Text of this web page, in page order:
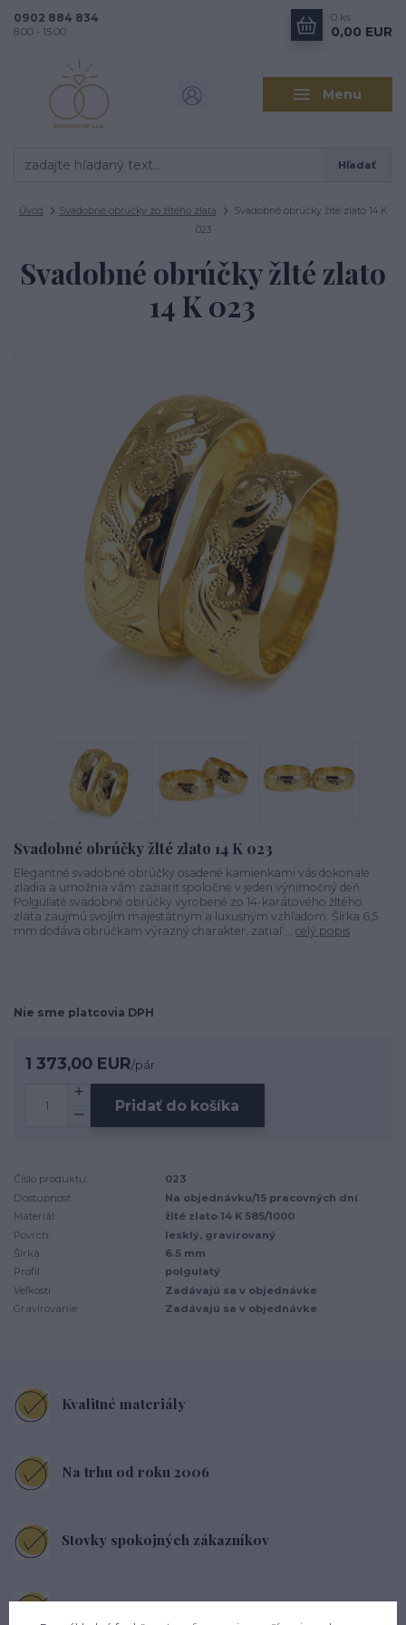
Menu
Hľadať
0902 884 834
8.00 - 15.00
0 ks
0,00 EUR
Úvod Svadobné obrúčky zo žltého zlata
Svadobné obrúčky žlté zlato 14 K
023
Svadobné obrúčky žlté zlato
14 K 023
Svadobné obrúčky žlté zlato 14 K 023
Elegantné svadobné obrúčky osadené kamienkami vás dokonale
zladia a umožnia vám zažiariť spoločne v jeden výnimočný deň.
Polguľaté svadobné obrúčky vyrobené zo 14-karátového žltého
zlata zaujmú svojím majestátnym a luxusným vzhľadom. Šírka 6,5
mm dodáva obrúčkam výrazný charakter, zatiaľ ... celý popis
Nie sme platcovia DPH
1 373,00 EUR/pár
Pridať do košíka
Číslo produktu:
023
Dostupnosť:
Na objednávku/15 pracovných dní
Materiál:
žlté zlato 14 K 585/1000
Povrch:
lesklý, gravírovaný
Šírka:
6.5 mm
Profil:
polgulatý
Veľkosti:
Zadávajú sa v objednávke
Gravírovanie:
Zadávajú sa v objednávke
Kvalitné materiály
Na trhu od roku 2006
Stovky spokojných zákazníkov
Pohodlné nosenie každý deň